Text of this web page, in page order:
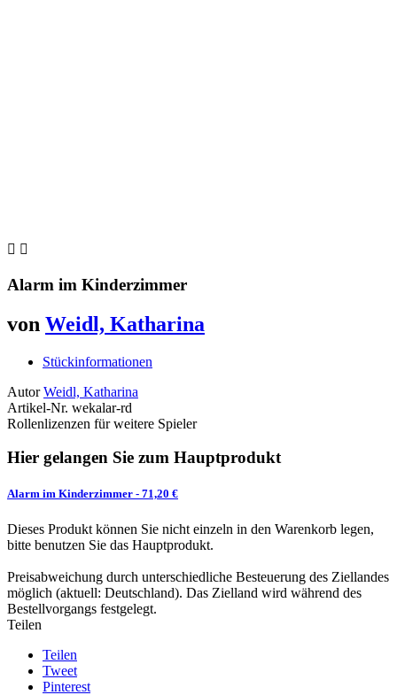
 
Alarm im Kinderzimmer
von Weidl, Katharina
Stückinformationen
Autor Weidl, Katharina
Artikel-Nr. wekalar-rd
Rollenlizenzen für weitere Spieler
Hier gelangen Sie zum Hauptprodukt
Alarm im Kinderzimmer - 71,20 €
Dieses Produkt können Sie nicht einzeln in den Warenkorb legen,
bitte benutzen Sie das Hauptprodukt.
Preisabweichung durch unterschiedliche Besteuerung des Ziellandes
möglich (aktuell: Deutschland). Das Zielland wird während des
Bestellvorgangs festgelegt.
Teilen
Teilen
Tweet
Pinterest